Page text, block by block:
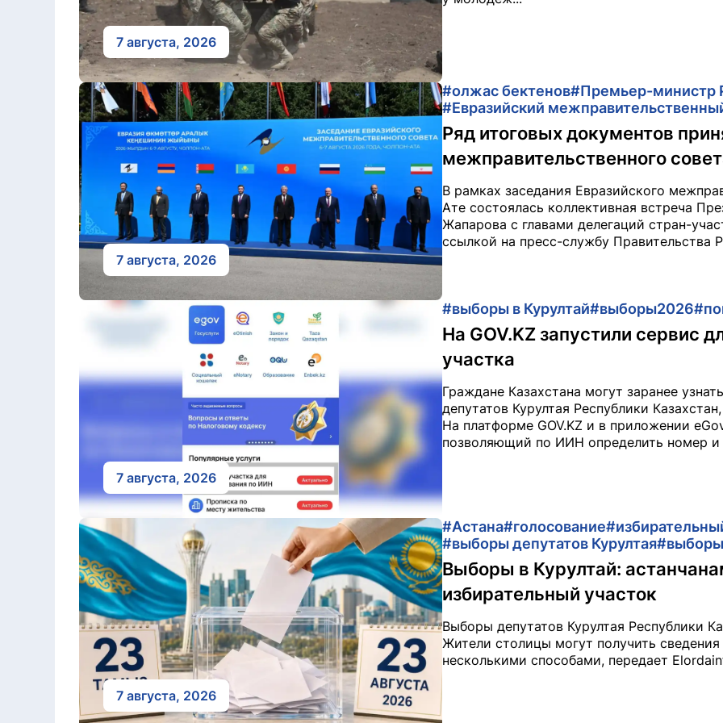
7 августа, 2026
7 августа, 2026
#олжас бектенов#Премьер-министр
#Евразийский
Ряд итоговых документов
межправительственного
В рамках заседания Евразийского
Ате состоялась коллективная встреча
Жапарова с главами делегаций стран-
ссылкой на пресс-службу Правительства
7 августа, 2026
#выборы в Курултай#выборы2026
На GOV.KZ запустили сервис
участка
Граждане Казахстана могут заранее
депутатов Курултая Республики
На платформе GOV.KZ и в приложении
позволяющий по ИИН определить номер и
7 августа, 2026
#Астана#голосование
#выборы депутатов Курултая
Выборы в Курултай:
избирательный участок
Выборы депутатов Курултая Республики
Жители столицы могут получить
несколькими способами, передает